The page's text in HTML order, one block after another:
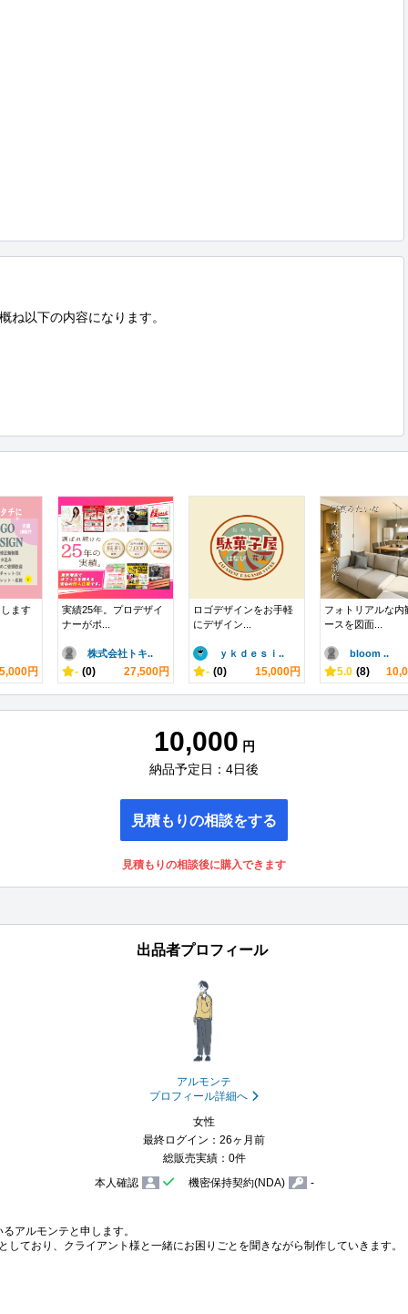
ね以下の内容になります。
ます
円
実績25年。プロデザイ
ナーがポ...
株式会社トキ..
- (0) 27,500円
ロゴデザインをお手軽
にデザイン...
ｙｋｄｅｓｉ..
- (0) 15,000円
フォトリアルな内
ースを図面...
bloom ..
5.0 (8)
10,000 円
納品予定日：4日後
見積もりの相談をする
見積もりの相談後に購入できます
出品者プロフィール
アルモンテ
プロフィール詳細へ
女性
最終ログイン：26ヶ月前
総販売実績：0件
本人確認
機密保持契約(NDA) -
アルモンテと申します。
しており、クライアント様と一緒にお困りごとを聞きながら制作していきます。